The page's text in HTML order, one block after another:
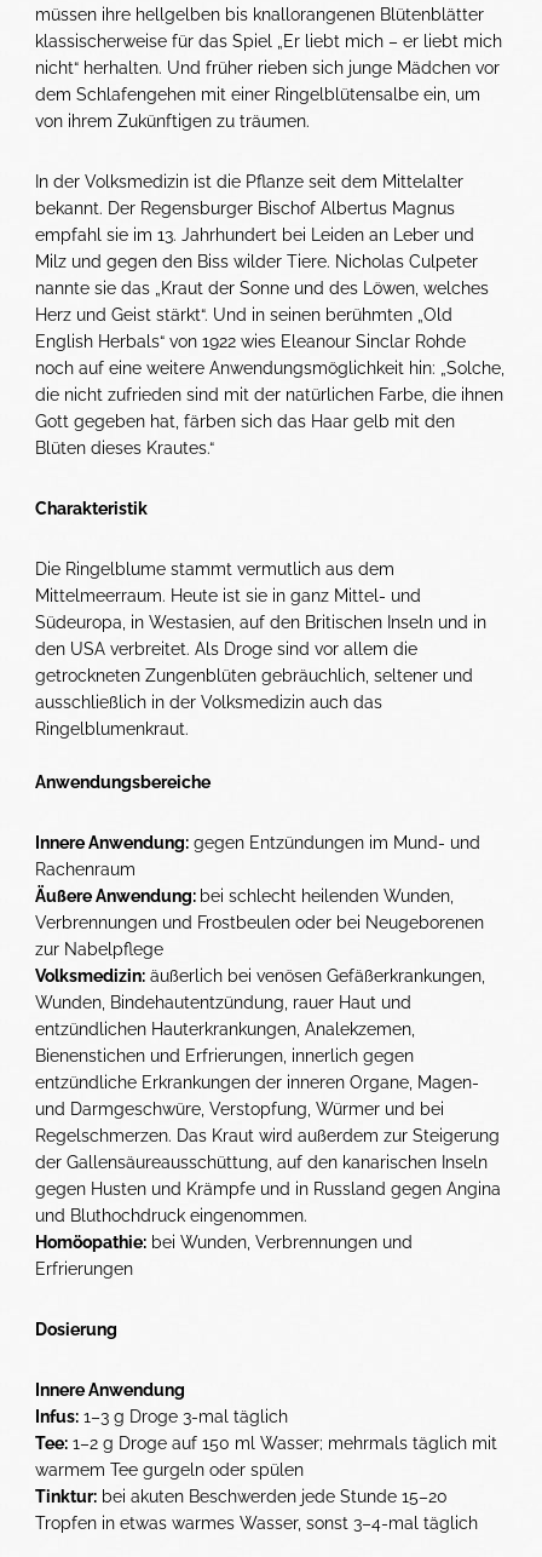
müssen ihre hellgelben bis knallorangenen Blütenblätter
klassischerweise für das Spiel „Er liebt mich – er liebt mich
nicht“ herhalten. Und früher rieben sich junge Mädchen vor
dem Schlafengehen mit einer Ringelblütensalbe ein, um
von ihrem Zukünftigen zu träumen.
In der Volksmedizin ist die Pflanze seit dem Mittelalter
bekannt. Der Regensburger Bischof Albertus Magnus
empfahl sie im 13. Jahrhundert bei Leiden an Leber und
Milz und gegen den Biss wilder Tiere. Nicholas Culpeter
nannte sie das „Kraut der Sonne und des Löwen, welches
Herz und Geist stärkt“. Und in seinen berühmten „Old
English Herbals“ von 1922 wies Eleanour Sinclar Rohde
noch auf eine weitere Anwendungs­möglichkeit hin: „Solche,
die nicht zufrieden sind mit der natürlichen Farbe, die ihnen
Gott gegeben hat, färben sich das Haar gelb mit den
Blüten dieses Krautes.“
Charakteristik
Die Ringelblume stammt vermutlich aus dem
Mittelmeerraum. Heute ist sie in ganz Mittel- und
Südeuropa, in Westasien, auf den Britischen Inseln und in
den USA verbreitet. Als Droge sind vor allem die
getrockneten Zungenblüten gebräuchlich, seltener und
ausschließlich in der Volksmedizin auch das
Ringelblumenkraut.
Anwendungsbereiche
Innere Anwendung: gegen Entzündungen im Mund- und
Rachenraum
Äußere Anwendung: bei schlecht heilenden Wunden,
Verbrennungen und Frostbeulen oder bei Neugeborenen
zur Nabelpflege
Volksmedizin: äußerlich bei venösen Gefäßerkrankungen,
Wunden, Bindehautentzündung, rauer Haut und
entzündlichen Hauterkrankungen, Analekzemen,
Bienenstichen und Erfrierungen, innerlich gegen
entzündliche Erkrankungen der inneren Organe, Magen-
und Darmgeschwüre, Verstopfung, Würmer und bei
Regelschmerzen. Das Kraut wird außerdem zur Steigerung
der Gallensäureausschüttung, auf den kanarischen Inseln
gegen Husten und Krämpfe und in Russland gegen Angina
und Bluthochdruck eingenommen.
Homöopathie: bei Wunden, Verbrennungen und
Erfrierungen
Dosierung
Innere Anwendung
Infus: 1–3 g Droge 3-mal täglich
Tee: 1–2 g Droge auf 150 ml Wasser; mehrmals täglich mit
warmem Tee gurgeln oder spülen
Tinktur: bei akuten Beschwerden jede Stunde 15–20
Tropfen in etwas warmes Wasser, sonst 3–4-mal täglich